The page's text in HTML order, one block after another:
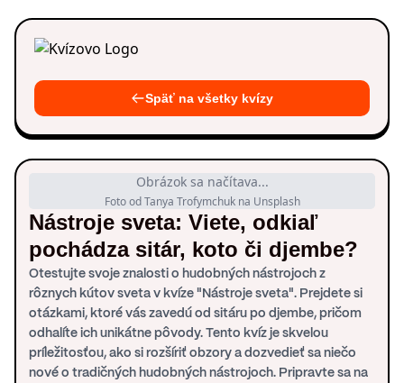
Späť na všetky kvízy
Obrázok sa načítava...
Foto od Tanya Trofymchuk na Unsplash
Nástroje sveta: Viete, odkiaľ
pochádza sitár, koto či djembe?
Otestujte svoje znalosti o hudobných nástrojoch z
rôznych kútov sveta v kvíze "Nástroje sveta". Prejdete si
otázkami, ktoré vás zavedú od sitáru po djembe, pričom
odhalíte ich unikátne pôvody. Tento kvíz je skvelou
príležitosťou, ako si rozšíriť obzory a dozvedieť sa niečo
nové o tradičných hudobných nástrojoch. Pripravte sa na